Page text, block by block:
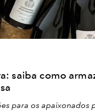
saiba como
para os apaixonados